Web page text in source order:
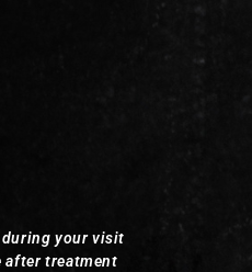
during your visit
after treatment